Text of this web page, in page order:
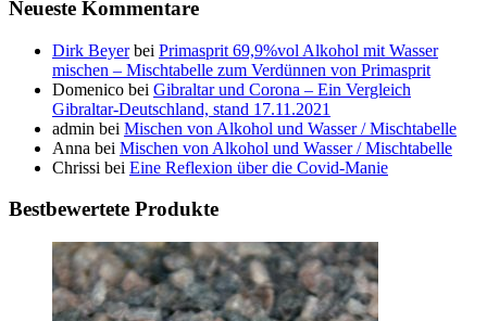
Neueste Kommentare
Dirk Beyerbei Primasprit 69,9%vol Alkohol mit Wasser
mischen – Mischtabelle zum Verdünnen von Primasprit
Domenico bei Gibraltar und Corona – Ein Vergleich
Gibraltar-Deutschland, stand 17.11.2021
admin bei Mischen von Alkohol und Wasser / Mischtabelle
Anna bei Mischen von Alkohol und Wasser / Mischtabelle
Chrissi bei Eine Reflexion über die Covid-Manie
Bestbewertete Produkte